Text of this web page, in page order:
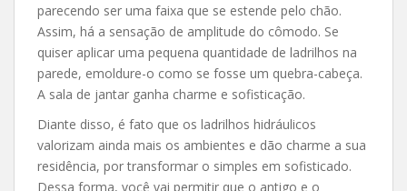
parecendo ser uma faixa que se estende pelo chão.
Assim, há a sensação de amplitude do cômodo. Se
quiser aplicar uma pequena quantidade de ladrilhos na
parede, emoldure-o como se fosse um quebra-cabeça.
A sala de jantar ganha charme e sofisticação.
Diante disso, é fato que os ladrilhos hidráulicos
valorizam ainda mais os ambientes e dão charme a sua
residência, por transformar o simples em sofisticado.
Dessa forma, você vai permitir que o antigo e o